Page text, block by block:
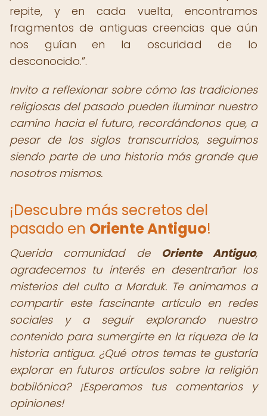
repite, y en cada vuelta, encontramos
fragmentos de antiguas creencias que aún
nos guían en la oscuridad de lo
desconocido. .
Invito a reflexionar sobre cómo las tradiciones
religiosas del pasado pueden iluminar nuestro
camino hacia el futuro, recordándonos que, a
pesar de los siglos transcurridos, seguimos
siendo parte de una historia más grande que
nosotros mismos.
¡Descubre más secretos del
pasado en Oriente Antiguo!
Querida comunidad de Oriente Antiguo,
agradecemos tu interés en desentrañar los
misterios del culto a Marduk. Te animamos a
compartir este fascinante artículo en redes
sociales y a seguir explorando nuestro
contenido para sumergirte en la riqueza de la
historia antigua. ¿Qué otros temas te gustaría
explorar en futuros artículos sobre la religión
babilónica? ¡Esperamos tus comentarios y
opiniones!